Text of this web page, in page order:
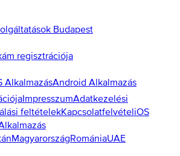
Budapest
regisztrációja
AlkalmazásAndroid Alkalmazás
ImpresszumAdatkezelési
feltételekKapcsolatfelvételiOS
MagyarországRomániaUAE